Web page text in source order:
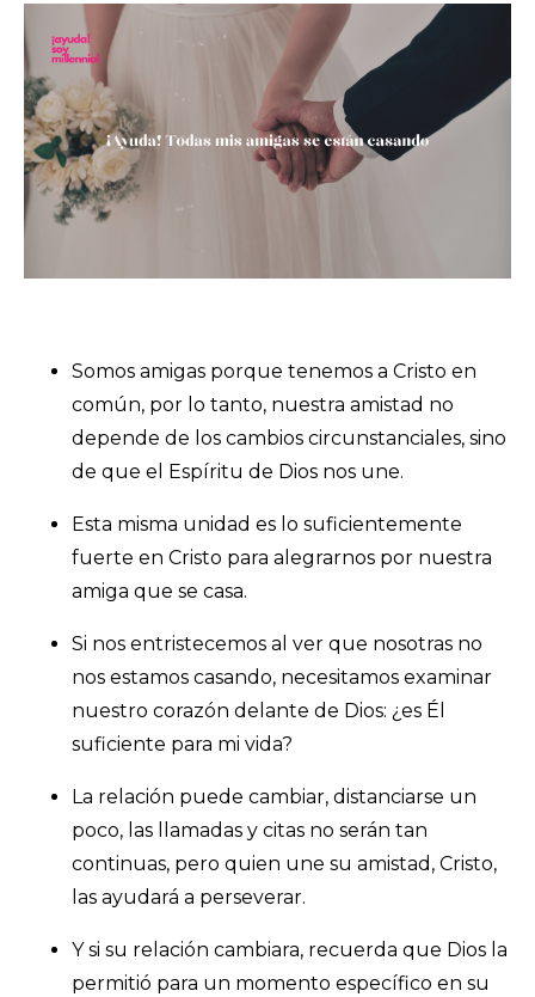
Somos amigas porque tenemos a Cristo en
común, por lo tanto, nuestra amistad no
depende de los cambios circunstanciales, sino
de que el Espíritu de Dios nos une.
Esta misma unidad es lo suficientemente
fuerte en Cristo para alegrarnos por nuestra
amiga que se casa.
Si nos entristecemos al ver que nosotras no
nos estamos casando, necesitamos examinar
nuestro corazón delante de Dios: ¿es Él
suficiente para mi vida?
La relación puede cambiar, distanciarse un
poco, las llamadas y citas no serán tan
continuas, pero quien une su amistad, Cristo,
las ayudará a perseverar.
Y si su relación cambiara, recuerda que Dios la
permitió para un momento específico en su